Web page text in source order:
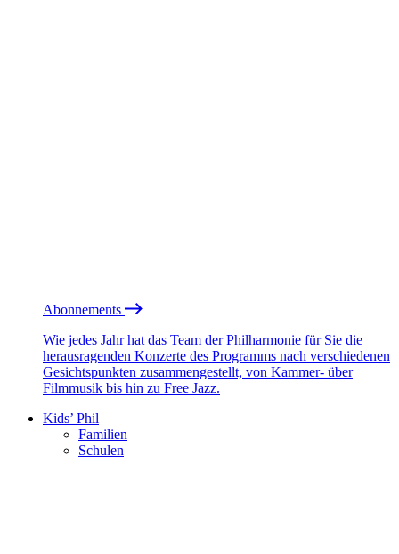
Abonnements
Wie jedes Jahr hat das Team der Philharmonie für Sie die
herausragenden Konzerte des Programms nach verschiedenen
Gesichtspunkten zusammengestellt, von Kammer- über
Filmmusik bis hin zu Free Jazz.
Kids’ Phil
Familien
Schulen